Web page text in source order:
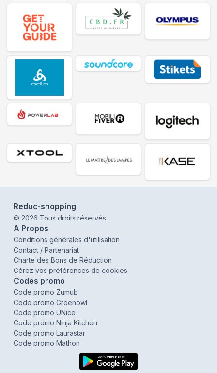
Reduc-shopping
© 2026 Tous droits réservés
A Propos
Conditions générales d'utilisation
Contact / Partenariat
Charte des Bons de Réduction
Gérez vos préférences de cookies
Codes promo
Code promo Zumub
Code promo Greenowl
Code promo UNice
Code promo Ninja Kitchen
Code promo Laurastar
Code promo Mathon